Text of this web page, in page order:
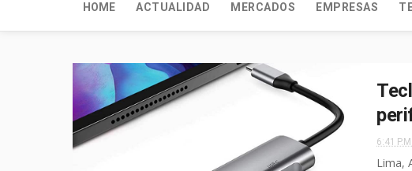
HOME ACTUALIDAD MERCADOS EMPRESAS
6:41 P.M.
Lima,